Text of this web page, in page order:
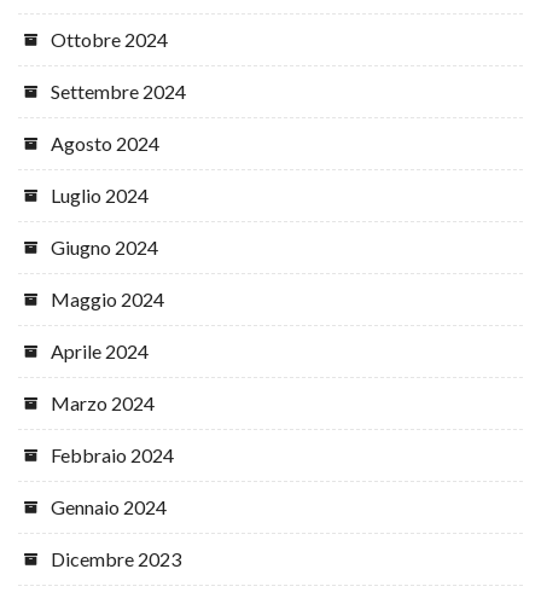
Ottobre 2024
Settembre 2024
Agosto 2024
Luglio 2024
Giugno 2024
Maggio 2024
Aprile 2024
Marzo 2024
Febbraio 2024
Gennaio 2024
Dicembre 2023